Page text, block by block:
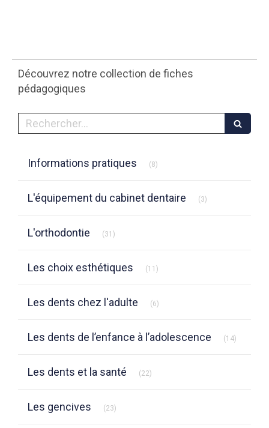
Découvrez notre collection de fiches
pédagogiques
Rechercher
Informations pratiques (8)
L'équipement du cabinet dentaire (3)
L'orthodontie (31)
Les choix esthétiques (11)
Les dents chez l'adulte (6)
Les dents de l’enfance à l’adolescence (14)
Les dents et la santé (22)
Les gencives (23)